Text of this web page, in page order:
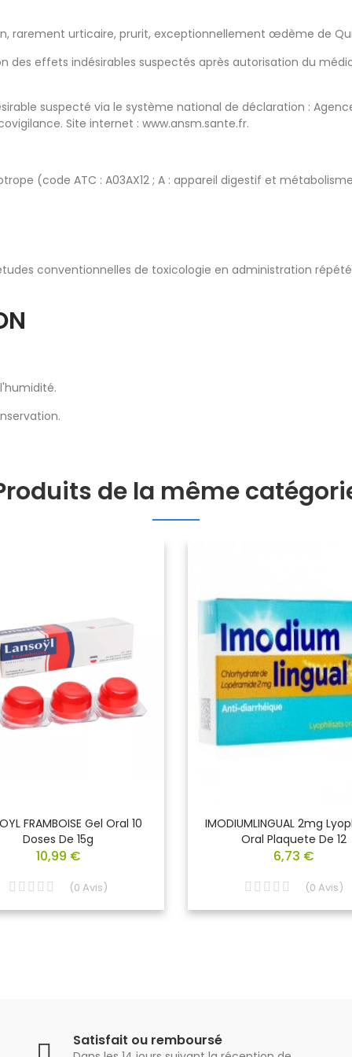
rarement urticaire, prurit, exceptionnellement œdème de
des effets indésirables suspectés après autorisation du
suspecté via le système national de déclaration :
Site internet : www.ansm.sante.fr.
(code ATC : A03AX12 ; A : appareil digestif et
conventionnelles de toxicologie en administration
de la même
FRAMBOISE Gel Oral 10
Doses De 15g
10,99 €
(0 Avis)
IMODIUMLINGUAL 2mg
Oral Plaquete De 12
6,73 €
(0 Avis)
Satisfait ou remboursé